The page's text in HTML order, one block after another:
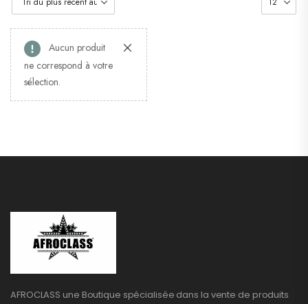
Aucun produit
ne correspond à votre
sélection.
AFROCLASS une Boutique spécialisée dans la vente de produits